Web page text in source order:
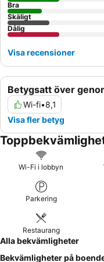
Betygsatt över
Wi-fi•8,1
Visa fler betyg
Bra
Skäligt
Dålig
Visa recensioner
Wi-Fi i lobbyn
Parkering
Restaurang
Alla bekvämligheter
Bekvämligheter på